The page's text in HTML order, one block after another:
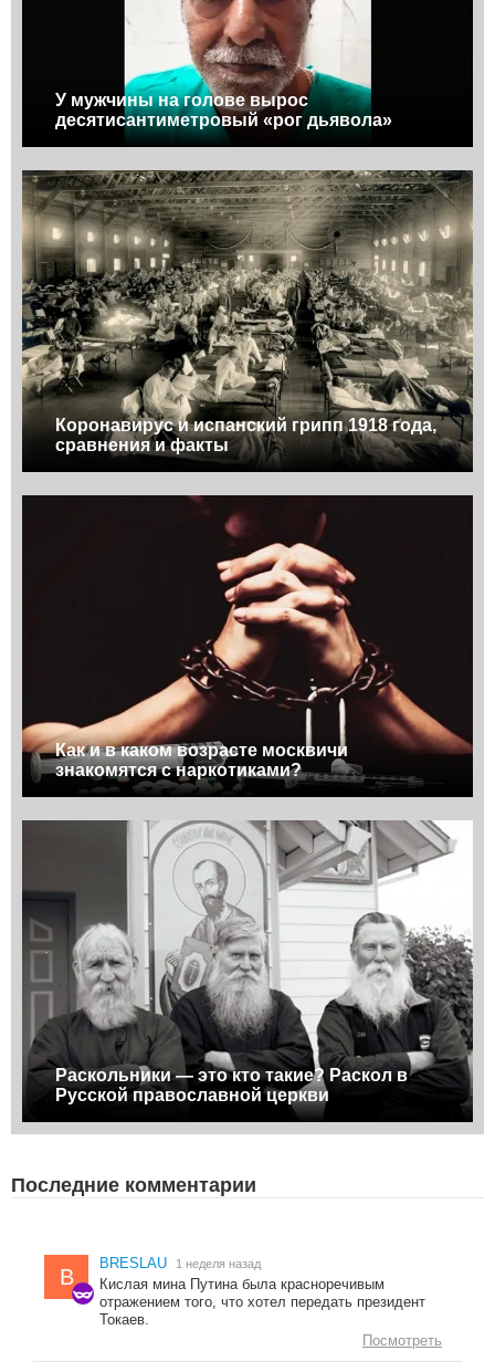
У мужчины на голове вырос
десятисантиметровый «рог дьявола»
Коронавирус и испанский грипп 1918 года,
сравнения и факты
Как и в каком возрасте москвичи
знакомятся с наркотиками?
Раскольники — это кто такие? Раскол в
Русской православной церкви
Последние комментарии
B
BRESLAU 1 неделя назад
Кислая мина Путина была красноречивым
отражением того, что хотел передать президент
Токаев.
Посмотреть